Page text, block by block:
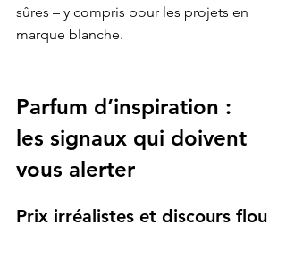
sûres – y compris pour les projets en
marque blanche
Parfum d’inspiration :
les signaux qui doivent
vous alerter
Prix irréalistes et discours flou